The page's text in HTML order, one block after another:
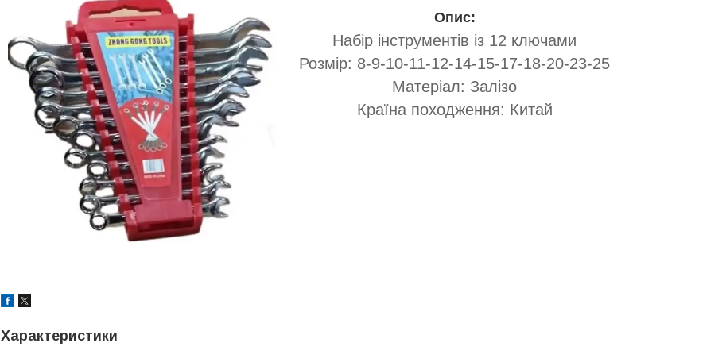
Опис:
Набір інструментів із 12 ключами
Розмір: 8-9-10-11-12-14-15-17-18-20-23-25
Матеріал: Залізо
Країна походження: Китай
Характеристики